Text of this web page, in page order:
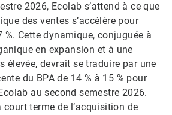
2026, Ecolab s’attend à ce que
des ventes s’accélère pour
%. Cette dynamique, conjuguée à
en expansion et à une
élevée, devrait se traduire par une
du BPA de 14 % à 15 % pour
au second semestre 2026.
court terme de l’acquisition de